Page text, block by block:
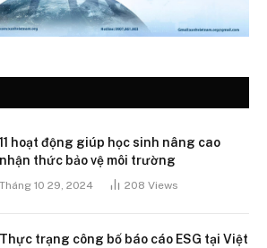
11 hoạt động giúp học sinh nâng cao
nhận thức bảo vệ môi trường
Tháng 10 29, 2024 208 Views
Thực trạng công bố báo cáo ESG tại Việt